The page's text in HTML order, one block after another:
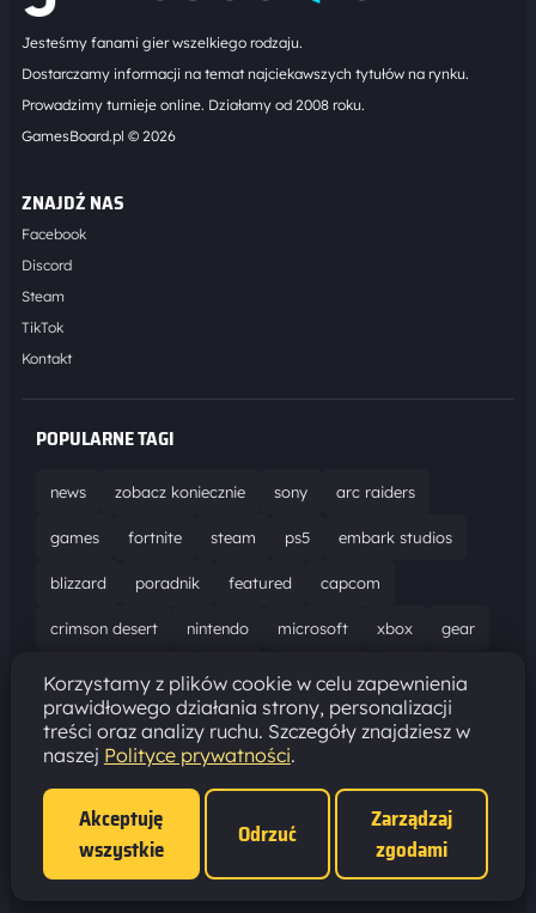
Jesteśmy fanami gier wszelkiego rodzaju.
Dostarczamy informacji na temat najciekawszych tytułów na rynku.
Prowadzimy turnieje online. Działamy od 2008 roku.
GamesBoard.pl © 2026
ZNAJDŹ NAS
Facebook
Discord
Steam
TikTok
Kontakt
POPULARNE TAGI
news zobacz koniecznie sony arc raiders
games fortnite steam ps5 embark studios
blizzard poradnik featured capcom
crimson desert nintendo microsoft xbox gear
world of warcraft solucja marathon ubisoft
bungie recenzja resident evil requiem gaming
aktualizacja pc epic games
Polityka prywatności ·
Korzystamy z plików cookie w celu zapewnienia
prawidłowego działania strony, personalizacji
treści oraz analizy ruchu. Szczegóły znajdziesz w
naszej Polityce prywatności.
Akceptuję
wszystkie
Odrzuć
Zarządzaj
zgodami